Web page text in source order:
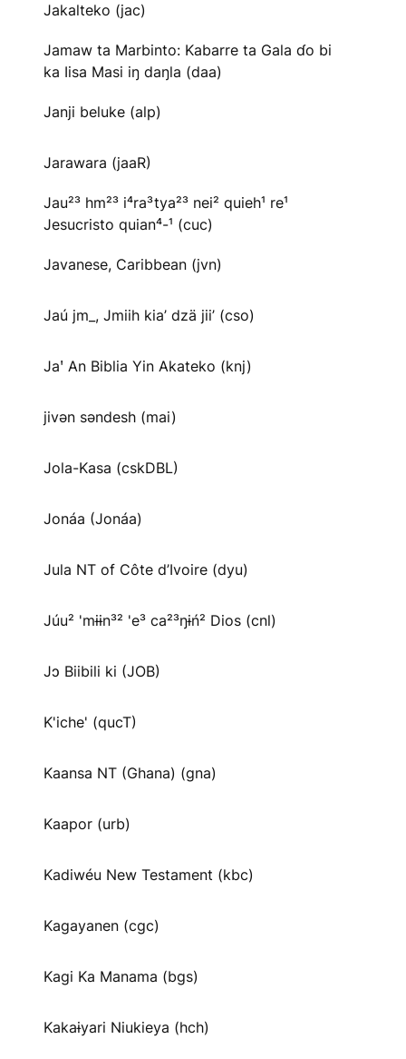
Jakalteko (jac)
Jamaw ta Marbinto: Kabarre ta Gala ɗo bi
ka Iisa Masi iŋ daŋla (daa)
Janji beluke (alp)
Jarawara (jaaR)
Jau²³ hm²³ i⁴ra³tya²³ nei² quieh¹ re¹
Jesucristo quian⁴-¹ (cuc)
Javanese, Caribbean (jvn)
Jaú jm_, Jmiih kia’ dzä jii’ (cso)
Jaꞌ An Biblia Yin Akateko (knj)
jivən səndesh (mai)
Jola-Kasa (cskDBL)
Jonáa (Jonáa)
Jula NT of Côte d’Ivoire (dyu)
Júu² 'mɨɨn³² 'e³ ca²³ŋɨń² Dios (cnl)
Jɔ Biibili ki (JOB)
K'iche' (qucT)
Kaansa NT (Ghana) (gna)
Kaapor (urb)
Kadiwéu New Testament (kbc)
Kagayanen (cgc)
Kagi Ka Manama (bgs)
Kakaɨyari Niukieya (hch)